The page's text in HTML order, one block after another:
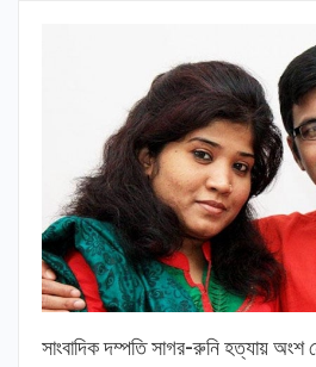
সাংবাদিক দম্পতি সাগর-রুনি হত্যায়